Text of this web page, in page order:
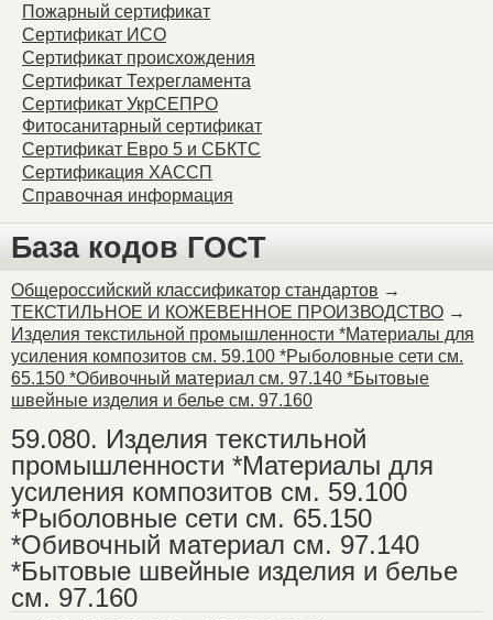
Пожарный сертификат
Сертификат ИСО
Сертификат происхождения
Сертификат Техрегламента
Сертификат УкрСЕПРО
Фитосанитарный сертификат
Сертификат Евро 5 и СБКТС
Сертификация ХАССП
Справочная информация
База кодов ГОСТ
Общероссийский классификатор стандартов →
ТЕКСТИЛЬНОЕ И КОЖЕВЕННОЕ ПРОИЗВОДСТВО →
Изделия текстильной промышленности *Материалы для
усиления композитов см. 59.100 *Рыболовные сети см.
65.150 *Обивочный материал см. 97.140 *Бытовые
швейные изделия и белье см. 97.160
59.080. Изделия текстильной
промышленности *Материалы для
усиления композитов см. 59.100
*Рыболовные сети см. 65.150
*Обивочный материал см. 97.140
*Бытовые швейные изделия и белье
см. 97.160